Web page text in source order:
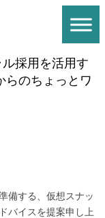
採用を活用す
らのちょっとワ
備する、仮想スナッ
バイスを提案申し上